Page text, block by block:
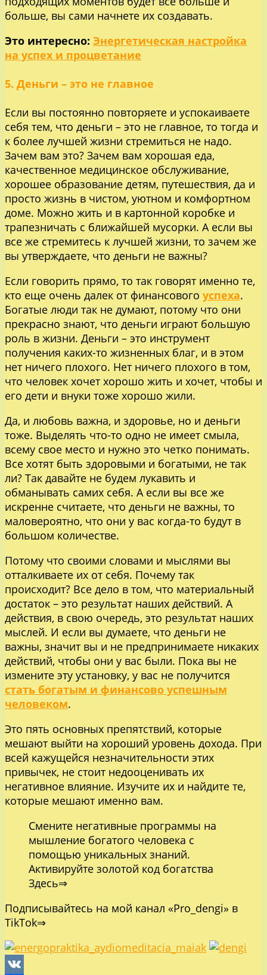
больше, вы сами начнете их создавать.
Это интересно: Энергетическая настройка
на успех и процветание
5. Деньги – это не главное
Если вы постоянно повторяете и успокаиваете
себя тем, что деньги – это не главное, то тогда и
к более лучшей жизни стремиться не надо.
Зачем вам это? Зачем вам хорошая еда,
качественное медицинское обслуживание,
хорошее образование детям, путешествия, да и
просто жизнь в чистом, уютном и комфортном
доме. Можно жить и в картонной коробке и
трапезничать с ближайшей мусорки. А если вы
все же стремитесь к лучшей жизни, то зачем же
вы утверждаете, что деньги не важны?
Если говорить прямо, то так говорят именно те,
кто еще очень далек от финансового успеха.
Богатые люди так не думают, потому что они
прекрасно знают, что деньги играют большую
роль в жизни. Деньги – это инструмент
получения каких-то жизненных благ, и в этом
нет ничего плохого. Нет ничего плохого в том,
что человек хочет хорошо жить и хочет, чтобы и
его дети и внуки тоже хорошо жили.
Да, и любовь важна, и здоровье, но и деньги
тоже. Выделять что-то одно не имеет смыла,
всему свое место и нужно это четко понимать.
Все хотят быть здоровыми и богатыми, не так
ли? Так давайте не будем лукавить и
обманывать самих себя. А если вы все же
искренне считаете, что деньги не важны, то
маловероятно, что они у вас когда-то будут в
большом количестве.
Потому что своими словами и мыслями вы
отталкиваете их от себя. Почему так
происходит? Все дело в том, что материальный
достаток – это результат наших действий. А
действия, в свою очередь, это результат наших
мыслей. И если вы думаете, что деньги не
важны, значит вы и не предпринимаете никаких
действий, чтобы они у вас были. Пока вы не
измените эту установку, у вас не получится
стать богатым и финансово успешным
человеком.
Это пять основных препятствий, которые
мешают выйти на хороший уровень дохода. При
всей кажущейся незначительности этих
привычек, не стоит недооценивать их
негативное влияние. Изучите их и найдите те,
которые мешают именно вам.
Смените негативные программы на
мышление богатого человека с
помощью уникальных знаний.
Активируйте золотой код богатства
Здесь⇒
Подписывайтесь на мой канал «Pro_dengi» в
ТikTok⇒